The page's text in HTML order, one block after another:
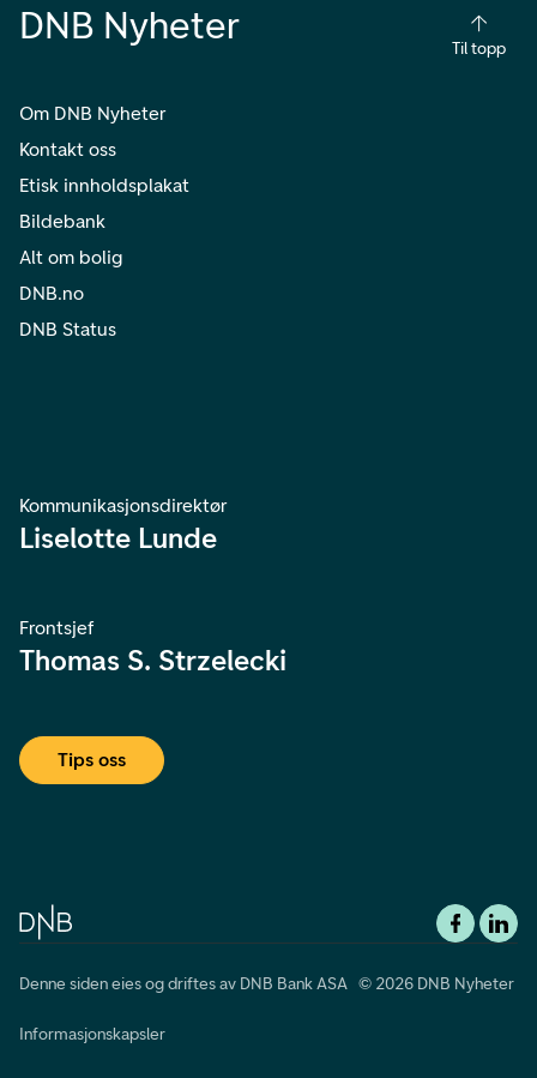
DNB Nyheter
Til topp
Om DNB Nyheter
Kontakt oss
Etisk innholdsplakat
Bildebank
Alt om bolig
DNB.no
DNB Status
Kommunikasjonsdirektør
Liselotte Lunde
Frontsjef
Thomas S. Strzelecki
Tips oss
Denne siden eies og driftes av DNB Bank ASA © 2026 DNB Nyheter
Informasjonskapsler